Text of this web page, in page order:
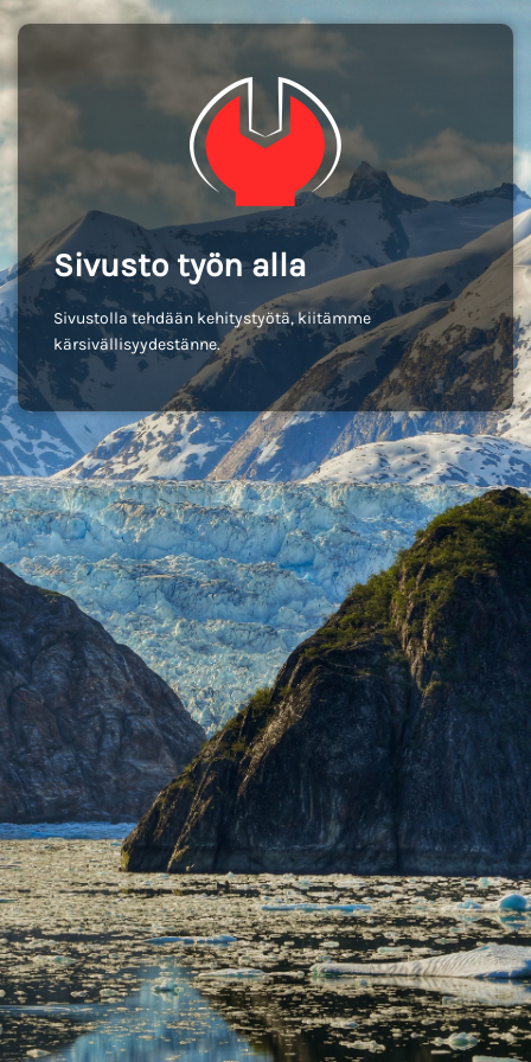
Sivusto työn alla
Sivustolla tehdään kehitystyötä, kiitämme
kärsivällisyydestänne.